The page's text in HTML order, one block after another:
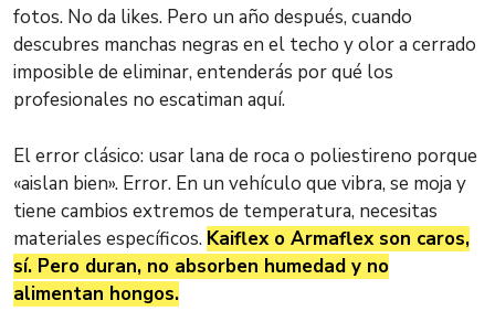
fotos. No da likes. Pero un año después, cuando
descubres manchas negras en el techo y olor a cerrado
imposible de eliminar, entenderás por qué los
profesionales no escatiman aquí.
El error clásico: usar lana de roca o poliestireno porque
«aislan bien». Error. En un vehículo que vibra, se moja y
tiene cambios extremos de temperatura, necesitas
materiales específicos. Kaiflex o Armaflex son caros,
sí. Pero duran, no absorben humedad y no
alimentan hongos.